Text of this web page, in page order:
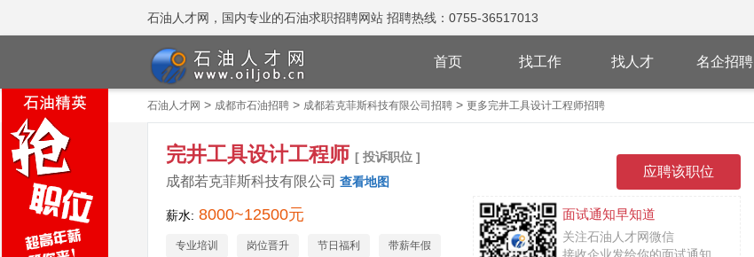
石油人才网，国内专业的石油求职招聘网站 招聘热线：0755-36517013
首页 找工作 找人才 名企招聘
石油人才网 > 成都市石油招聘> 成都若克菲斯科技有限公司招聘> 更多完井工具设计工程师招聘
完井工具设计工程师 [ 投诉职位 ]
成都若克菲斯科技有限公司 查看地图
薪水: 8000~12500元 面试通知早知道
关注石油人才网微信
专业培训 岗位晋升 节日福利 带薪年假